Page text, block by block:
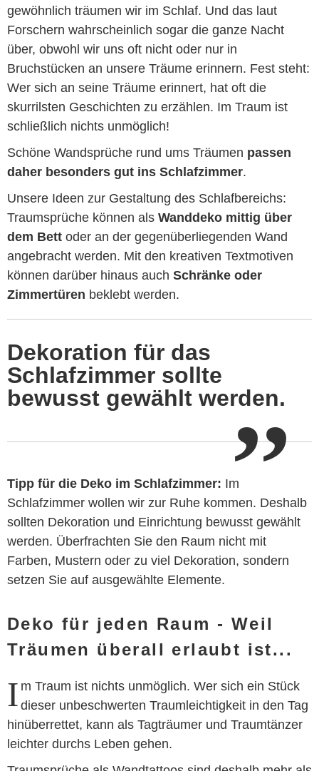
gewöhnlich träumen wir im Schlaf. Und das laut
Forschern wahrscheinlich sogar die ganze Nacht
über, obwohl wir uns oft nicht oder nur in
Bruchstücken an unsere Träume erinnern. Fest steht:
Wer sich an seine Träume erinnert, hat oft die
skurrilsten Geschichten zu erzählen. Im Traum ist
schließlich nichts unmöglich!
Schöne Wandsprüche rund ums Träumen passen
daher besonders gut ins Schlafzimmer.
Unsere Ideen zur Gestaltung des Schlafbereichs:
Traumsprüche können als Wanddeko mittig über
dem Bett oder an der gegenüberliegenden Wand
angebracht werden. Mit den kreativen Textmotiven
können darüber hinaus auch Schränke oder
Zimmertüren beklebt werden.
Dekoration für das
Schlafzimmer sollte
bewusst gewählt werden.
Tipp für die Deko im Schlafzimmer: Im
Schlafzimmer wollen wir zur Ruhe kommen. Deshalb
sollten Dekoration und Einrichtung bewusst gewählt
werden. Überfrachten Sie den Raum nicht mit
Farben, Mustern oder zu viel Dekoration, sondern
setzen Sie auf ausgewählte Elemente.
Deko für jeden Raum - Weil
Träumen überall erlaubt ist...
I m Traum ist nichts unmöglich. Wer sich ein Stück
dieser unbeschwerten Traumleichtigkeit in den Tag
hinüberrettet, kann als Tagträumer und Traumtänzer
leichter durchs Leben gehen.